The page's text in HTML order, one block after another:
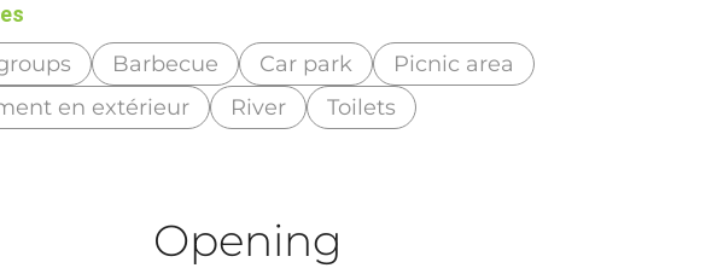
Barbecue Car park
Picnic area
en extérieur
River Toilets
Opening